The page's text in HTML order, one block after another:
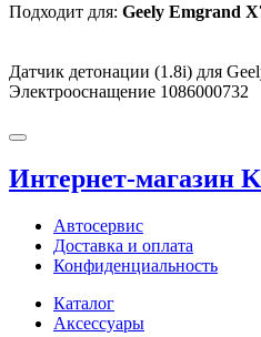
Подходит для: Geely Emgrand
Датчик детонации (1.8i) для
Электрооснащение 1086000732
Интернет-магазин
Автосервис
Доставка и оплата
Конфиденциальность
Каталог
Аксессуары